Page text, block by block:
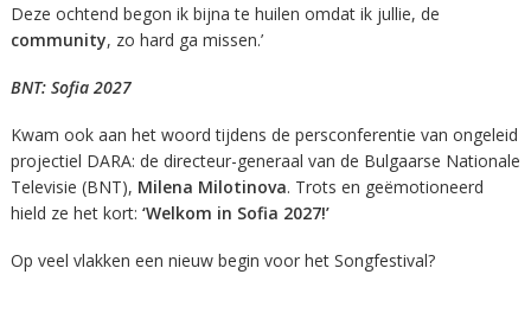
Deze ochtend begon ik bijna te huilen omdat ik jullie, de
community, zo hard ga missen.’
BNT: Sofia 2027
Kwam ook aan het woord tijdens de persconferentie van ongeleid
projectiel DARA: de directeur-generaal van de Bulgaarse Nationale
Televisie (BNT), Milena Milotinova. Trots en geëmotioneerd
hield ze het kort: ‘Welkom in Sofia 2027!’
Op veel vlakken een nieuw begin voor het Songfestival?